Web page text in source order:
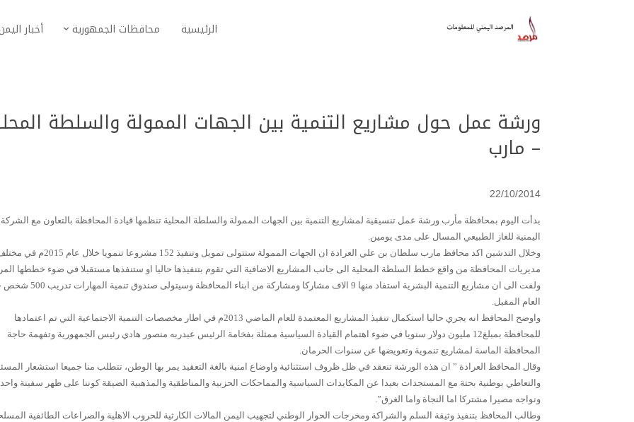
الرئيسية محافظات الجمهورية أخبار
ورشة عمل حول مشاريع التنمية بين الجهات الممولة والسلطة
– مارب
22/10/2014
بدأت اليوم بمحافظة مأرب ورشة عمل تنسيقية لمشاريع التنمية بين الجهات الممولة والسلطة المحلية تنظمها قيادة المحافظة بالتعاون مع الشركة
اليمنية للغاز الطبيعي المسال على مدى يومين.
وخلال التدشين اكد محافظ مارب سلطان بن علي العرادة ان الجهات الممولة ستتولى تمويل وتنفيذ 152 مشروعا تنمويا خلال عام
مديريات المحافظة من واقع خطط السلطة المحلية الى جانب المشاريع الاضافية التي تقوم بتنفيذها حاليا او ستنفذها مستقبلا في ضوء خططها
ولفت الى ان مشاريع التنمية البشرية استفاد منها 9 الاف مشاركا ومشاركة من ابناء
العام المقبل.
واوضح المحافظ انه يجري حاليا استكمال تنفيذ المشاريع المعتمدة للعام الماضي 2013م في اطار مخصصات التنمية الاجتماعية التي تم اعتمادها
للمحافظة بمبلغ12 مليون دولار سنويا في ضوء اهتمام القيادة السياسية ممثلة بفخامة الرئيس عبدربه منصور هادي رئيس الجمهورية وتفهمة حاجة
المحافظة الماسة لمشاريع تنموية وتعويضها عن سنوات الحرمان.
وقال المحافظ العرادة ” ان هذه الورشة تنعقد في ظل ظروف استثنائية واوضاع امنية بالغة التعقيد يمر بها الوطن، تتطلب منا جميعا استشعار
والتعاطي بوطنية بحتة مع المستجدات بعيدا عن المكايدات السياسية والمماحكات الحزبية والمناطقية والمذهبية الضيقة كوننا على ظهر سفينة
ونواجه مصيرا مشتركا اما النجاة واما الغرق”.
وطالب المحافظ بتنفيذ وثيقة السلم والشراكة ومخرجات الحوار الوطني لتجهيب اليمن المالات الكارثية للحروب الاهلية والصراعات الطائفية